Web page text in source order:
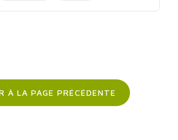
À LA PAGE PRÉCÉDENTE